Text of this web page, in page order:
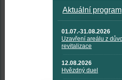
Aktuální program
01.07.-31.08.2026
Uzavření areálu z
revitalizace
12.08.2026
Hvězdný duel